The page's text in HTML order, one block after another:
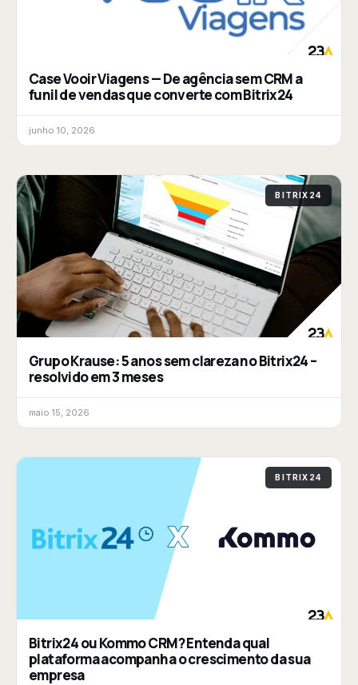
Case Vooir Viagens — De agência sem CRM a
funil de vendas que converte com Bitrix24
junho 10, 2026
BITRIX24
Grupo Krause: 5 anos sem clareza no Bitrix24 –
resolvido em 3 meses
maio 15, 2026
BITRIX24
Bitrix24 ou Kommo CRM? Entenda qual
plataforma acompanha o crescimento da sua
empresa